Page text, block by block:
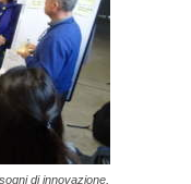
di innovazione,